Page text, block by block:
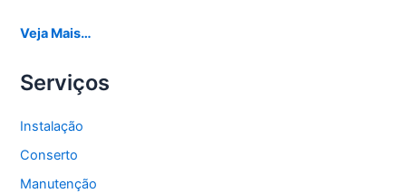
Veja Mais…
Serviços
Instalação
Conserto
Manutenção